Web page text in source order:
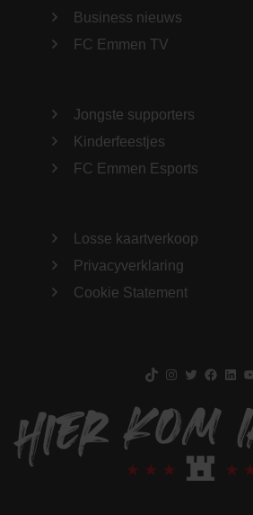
Business nieuws
FC Emmen TV
Jongste supporters
Kinderfeestjes
FC Emmen Esports
Losse kaartverkoop
Privacyverklaring
Cookie Statement